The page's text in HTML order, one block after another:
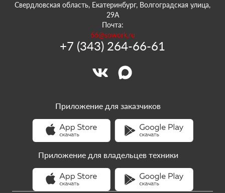
Свердловская область, Екатеринбург, Волгоградская улица,
29А
Почта:
66@sowork.ru
+7 (343) 264-66-61
Приложение для заказчиков
Приложение для владельцев техники